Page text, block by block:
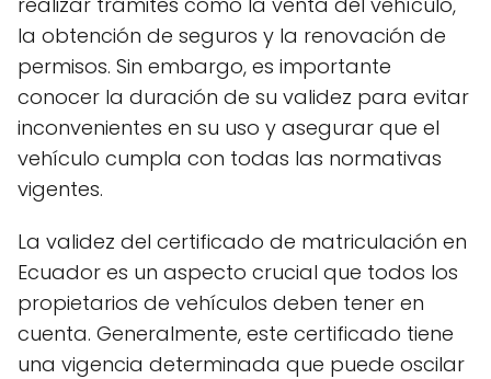
la obtención de seguros y la renovación de
permisos. Sin embargo, es importante
conocer la duración de su validez para evitar
inconvenientes en su uso y asegurar que el
vehículo cumpla con todas las normativas
vigentes.
La validez del certificado de matriculación en
Ecuador es un aspecto crucial que todos los
propietarios de vehículos deben tener en
cuenta. Generalmente, este certificado tiene
una vigencia determinada que puede oscilar